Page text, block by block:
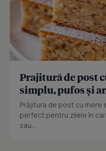
Prajitură de post
simplu, pufos și
Prăjitura de post cu mere
perfect pentru zilele în
sau...